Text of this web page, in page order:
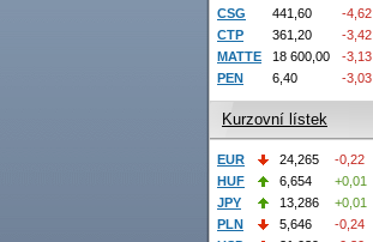
CSG
441,60
-4,62
CTP
361,20
-3,42
MATTE
18 600,00
-3,13
PEN
6,40 -3,03
Kurzovní lístek
EUR 24,265
-0,22
HUF
6,654
+0,01
JPY
13,286
+0,01
PLN
5,646
-0,24